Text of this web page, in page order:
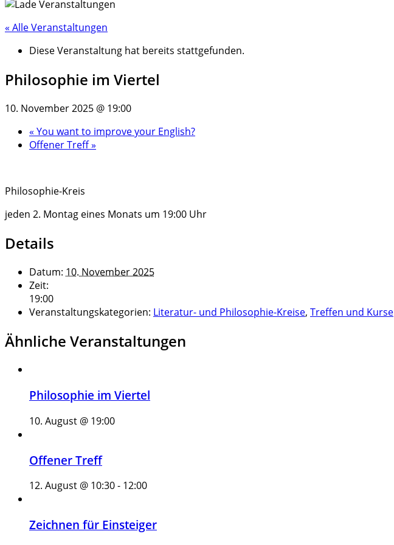
« Alle Veranstaltungen
Diese Veranstaltung hat bereits stattgefunden.
Philosophie im Viertel
10. November 2025 @ 19:00
« You want to improve your English?
Offener Treff»
Philosophie-Kreis
jeden 2. Montag eines Monats um 19:00 Uhr
Details
Datum: 10. November 2025
Zeit:
19:00
Veranstaltungskategorien: Literatur- und Philosophie-Kreise, Treffen und Kurse
Ähnliche Veranstaltungen
Philosophie im Viertel
10. August @ 19:00
Offener Treff
12. August @ 10:30- 12:00
Zeichnen für Einsteiger